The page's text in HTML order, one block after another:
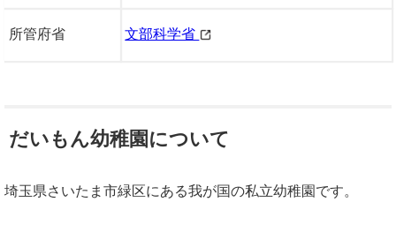
所管府省 文部科学省
だいもん幼稚園について
埼玉県さいたま市緑区にある我が国の私立幼稚園です。